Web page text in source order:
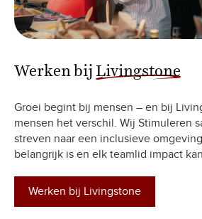
Werken bij Livingstone
Groei begint bij mensen – en bij
mensen het verschil. Wij Stimuleren
streven naar een inclusieve
belangrijk is en elk teamlid impact
Werken bij Livingstone